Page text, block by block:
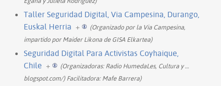
Taller Seguridad Digital, Via Campesina, Durango,
Euskal Herria +
(Organizado por la Via Campesina,
impartido por Maider Likona de GISA Elkartea)
Seguridad Digital Para Activistas Coyhaique,
Chile + (Organizadoras: Radio HumedaLes, Cultura y…
blogspot.com/) Facilitadora: Mafe Barrera)